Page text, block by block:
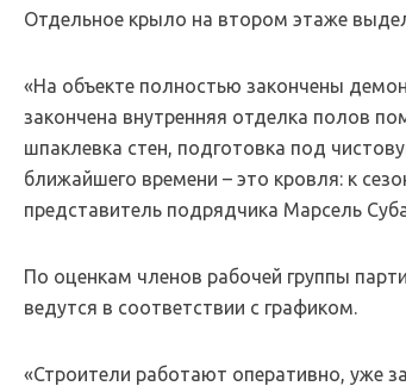
Отдельное крыло на втором этаже
«На объекте полностью закончены
закончена внутренняя отделка полов
шпаклевка стен, подготовка под
ближайшего времени – это кровля: к
представитель подрядчика Марсель
По оценкам членов рабочей группы
ведутся в соответствии с графиком.
«Строители работают оперативно, уже